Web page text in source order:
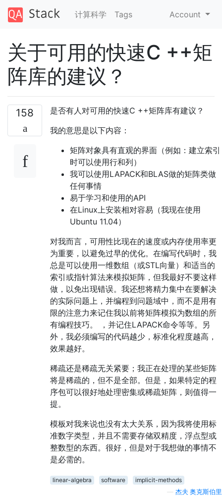
计算科学 Tags Account
关于可用的快速C ++矩
阵库的建议？
158
是否有人对可用的快速C ++矩阵库有建议？
我的意思是以下内容：
矩阵对象具有直观的界面（例如：建立索引
时可以使用行和列）
我可以使用LAPACK和BLAS做的矩阵类做
任何事情
易于学习和使用的API
在Linux上安装相对容易（我现在使用
Ubuntu 11.04）
对我而言，可用性比现在的速度或内存使用率更
为重要，以避免过早的优化。在编写代码时，我
总是可以使用一维数组（或STL向量）和适当的
索引或指针算法来模拟矩阵，但我最好不要这样
做，以免出现错误。我还想将精力集中在要解决
的实际问题上，并编程到问题域中，而不是用有
限的注意力来记住我以前将矩阵模拟为数组的所
有编程技巧。 ，并记住LAPACK命令等等。另
外，我必须编写的代码越少，标准化程度越高，
效果越好。
稀疏还是稀疏无关紧要；我正在处理的某些矩阵
将是稀疏的，但不是全部。但是，如果特定的程
序包可以很好地处理密集或稀疏矩阵，则值得一
提。
模板对我来说也没有太大关系，因为我将使用标
准数字类型，并且不需要存储双精度，浮点型或
整数型的东西。很好，但是对于我想做的事情不
是必需的。
linear-algebra software
implicit-methods
杰夫·奥克斯伯里